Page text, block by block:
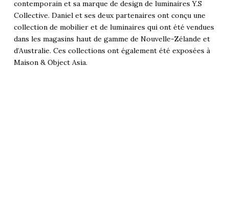
contemporain et sa marque de design de luminaires Y.S
Collective. Daniel et ses deux partenaires ont conçu une
collection de mobilier et de luminaires qui ont été vendues
dans les magasins haut de gamme de Nouvelle-Zélande et
d’Australie. Ces collections ont également été exposées à
Maison & Object Asia.